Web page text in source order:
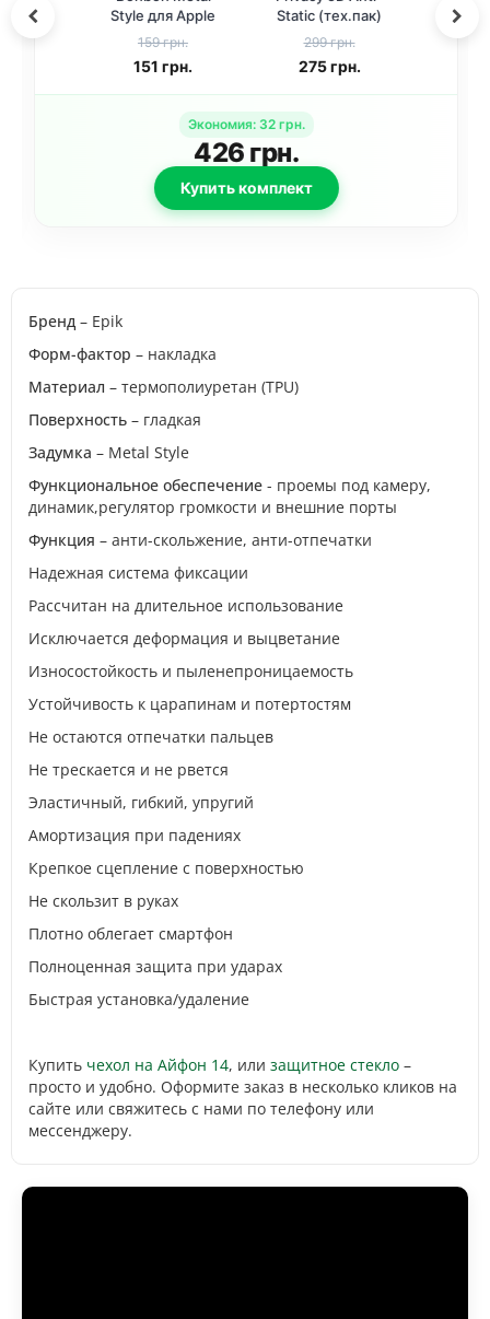
Style для Apple
iPhone 14 (6.1
дюйма) Зеленый
/ Army green
159 грн.
151 грн.
Static (тех.пак)
для Apple iPhone
13 / 13 Pro / 14 /
16e /17e (6.1
дюйма) Черный
299 грн.
275грн.
Экономия: 32грн.
426грн.
Купить комплект
Бренд – Epik
Форм-фактор – накладка
Материал – термополиуретан (TPU)
Поверхность – гладкая
Задумка – Metal Style
Функциональное обеспечение - проемы под камеру,
динамик,регулятор громкости и внешние порты
Функция – анти-скольжение, анти-отпечатки
Надежная система фиксации
Рассчитан на длительное использование
Исключается деформация и выцветание
Износостойкость и пыленепроницаемость
Устойчивость к царапинам и потертостям
Не остаются отпечатки пальцев
Не трескается и не рвется
Эластичный, гибкий, упругий
Амортизация при падениях
Крепкое сцепление с поверхностью
Не скользит в руках
Плотно облегает смартфон
Полноценная защита при ударах
Быстрая установка/удаление
Купить чехол на Айфон 14, или защитное стекло –
просто и удобно. Оформите заказ в несколько кликов на
сайте или свяжитесь с нами по телефону или
мессенджеру.